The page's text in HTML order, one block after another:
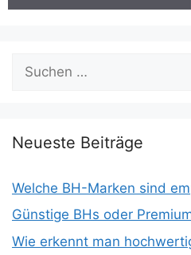
nach:
Neueste Beiträge
Welche BH-Marken sind
Günstige BHs oder
Wie erkennt man